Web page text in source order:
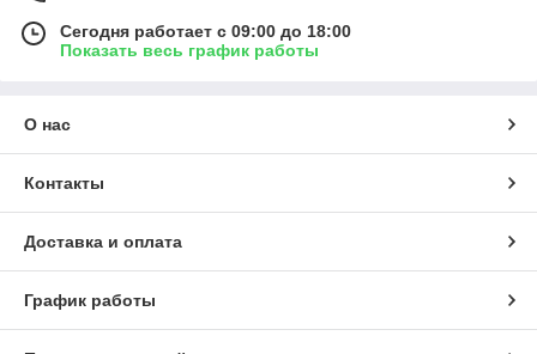
Сегодня работает с 09:00 до 18:00
Показать весь график работы
О нас
Контакты
Доставка и оплата
График работы